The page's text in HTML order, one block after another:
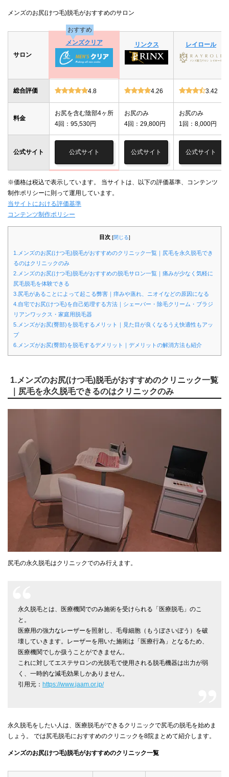
メンズのお尻(けつ毛)脱毛がおすすめのサロン
サロン
おすすめ
メンズクリア
リンクス レイロール
総合評価 4.8 4.26 3.42
料金
お尻を含む陰部4ヶ所
4回：95,530円
お尻のみ
4回：29,800円
お尻のみ
1回：8,000円
公式サイト 公式サイト 公式サイト 公式サイト
※価格は税込で表示しています。 当サイトは、以下の評価基準、コンテンツ
制作ポリシーに則って運用しています。
当サイトにおける評価基準
コンテンツ制作ポリシー
目次 [閉じる]
1.メンズのお尻(けつ毛)脱毛がおすすめのクリニック一覧｜尻毛を永久脱毛でき
るのはクリニックのみ
2.メンズのお尻(けつ毛)脱毛がおすすめの脱毛サロン一覧｜痛みが少なく気軽に
尻毛脱毛を体験できる
3.尻毛があることによって起こる弊害｜痒みや蒸れ、ニオイなどの原因になる
4.自宅でお尻(けつ毛)を自己処理する方法｜シェーバー・除毛クリーム・ブラジ
リアンワックス・家庭用脱毛器
5.メンズがお尻(臀部)を脱毛するメリット｜見た目が良くなるうえ快適性もアッ
プ
6.メンズがお尻(臀部)を脱毛するデメリット｜デメリットの解消方法も紹介
1.メンズのお尻(けつ毛)脱毛がおすすめのクリニック一覧
｜尻毛を永久脱毛できるのはクリニックのみ
尻毛の永久脱毛はクリニックでのみ行えます。
永久脱毛とは、医療機関でのみ施術を受けられる「医療脱毛」のこ
と。
医療用の強力なレーザーを照射し、毛母細胞（もうぼさいぼう）を破
壊していきます。レーザーを用いた施術は「医療行為」となるため、
医療機関でしか扱うことができません。
これに対してエステサロンの光脱毛で使用される脱毛機器は出力が弱
く、一時的な減毛効果しかありません。
引用元： https://www.jaam.or.jp/
永久脱毛をしたい人は、医療脱毛ができるクリニックで尻毛の脱毛を始めま
しょう。 では尻毛脱毛におすすめのクリニックを8院まとめて紹介します。
メンズのお尻(けつ毛)脱毛がおすすめのクリニック一覧